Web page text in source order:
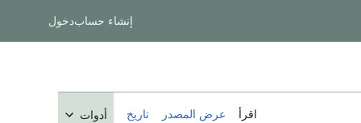
إنشاء حسابدخول
اقرأ عرض المصدر تاريخ أدوات